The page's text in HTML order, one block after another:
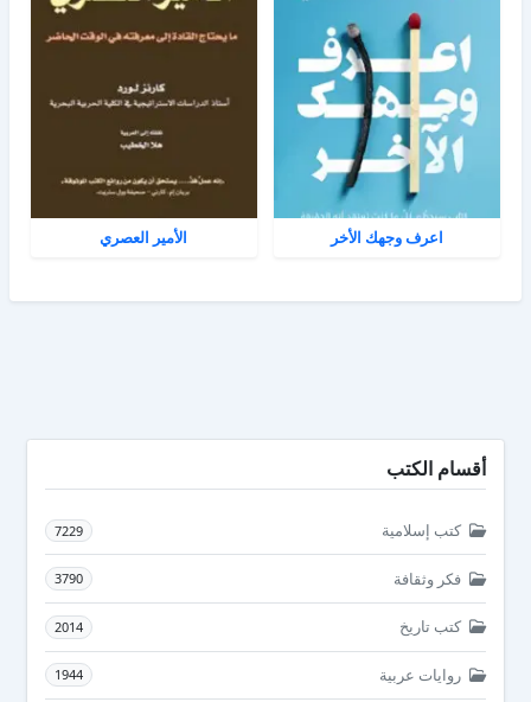
اعرف وجهك الأخر الأمير العصري
أقسام الكتب
كتب إسلامية 7229
فكر وثقافة 3790
كتب تاريخ 2014
روايات عربية 1944